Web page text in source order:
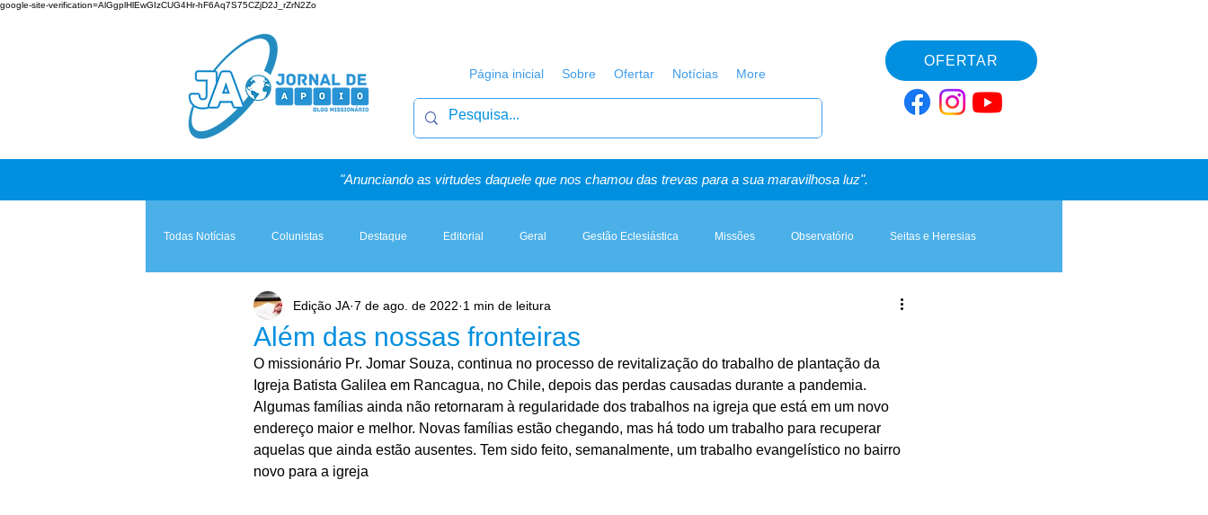
google-site-verification=AlGgplHlEwGIzCUG4Hr-hF6Aq7S75CZjD2J_rZrN2Zo
Página inicial Sobre Ofertar Notícias More
OFERTAR
"Anunciando as virtudes daquele que nos chamou das trevas para a sua maravilhosa luz".
Todas Notícias Colunistas Destaque Editorial Geral Gestão Eclesiástica Missões Observatório Seitas e Heresias
Teologia & Prática A Igreja e a Lei Artigos, Sermões & Esboços
Além das nossas fronteiras
Edição JA 7 de ago. de 2022 1 min de leitura
O missionário Pr. Jomar Souza, continua no processo de revitalização do trabalho de plantação da
Igreja Batista Galilea em Rancagua, no Chile, depois das perdas causadas durante a pandemia.
Algumas famílias ainda não retornaram à regularidade dos trabalhos na igreja que está em um novo
endereço maior e melhor. Novas famílias estão chegando, mas há todo um trabalho para recuperar
aquelas que ainda estão ausentes. Tem sido feito, semanalmente, um trabalho evangelístico no bairro
novo para a igreja